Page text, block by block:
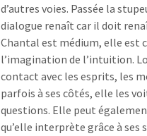
d’autres voies. Passée la
dialogue renaît car il doit
Chantal est médium, elle est
l’imagination de l’intuition.
contact avec les esprits, les
parfois à ses côtés, elle les
questions. Elle peut
qu’elle interprète grâce à ses